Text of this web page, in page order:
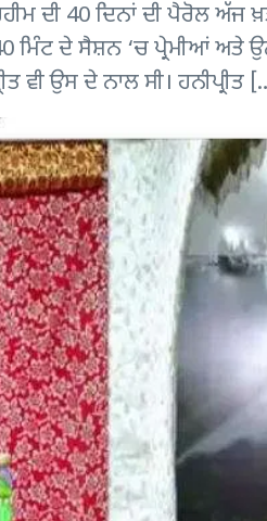
ਦੀ 40 ਦਿਨਾਂ ਦੀ ਪੈਰੋਲ ਅੱਜ
ਮਿੰਟ ਦੇ ਸੈਸ਼ਨ ‘ਚ ਪ੍ਰੇਮੀਆਂ ਅਤੇ
ਵੀ ਉਸ ਦੇ ਨਾਲ ਸੀ। ਹਨੀਪ੍ਰੀਤ